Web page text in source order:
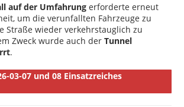
auf der Umfahrung erforderte erneut
um die verunfallten Fahrzeuge zu
Straße wieder verkehrstauglich zu
Zweck wurde auch derTunnel
.
03-07 und 08 Einsatzreiches